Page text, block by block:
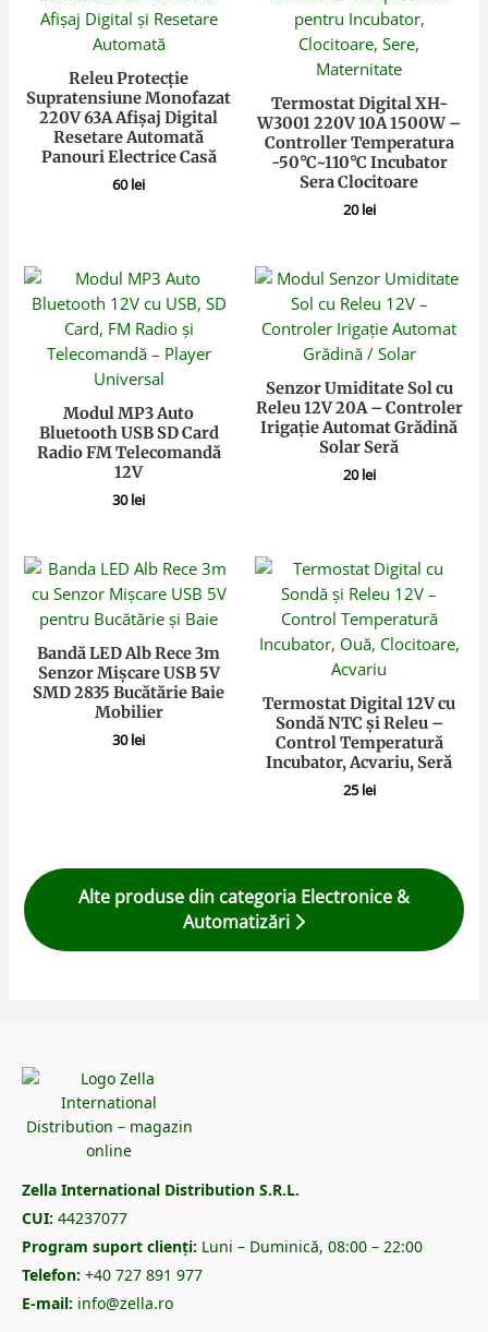
Releu Protecție
Supratensiune Monofazat
220V 63A Afișaj Digital
Resetare Automată
Panouri Electrice Casă
60lei
Termostat Digital XH-
W3001 220V 10A 1500W –
Controller Temperatura
-50°C~110°C Incubator
Sera Clocitoare
20lei
Modul MP3 Auto
Bluetooth USB SD Card
Radio FM Telecomandă
12V
30lei
Senzor Umiditate Sol cu
Releu 12V 20A – Controler
Irigație Automat Grădină
Solar Seră
20lei
Bandă LED Alb Rece 3m
Senzor Mișcare USB 5V
SMD 2835 Bucătărie Baie
Mobilier
30lei
Termostat Digital 12V cu
Sondă NTC și Releu –
Control Temperatură
Incubator, Acvariu, Seră
25lei
Alte produse din categoria Electronice &
Automatizări
Zella International Distribution S.R.L.
CUI: 44237077
Program suport clienți: Luni – Duminică, 08:00 – 22:00
Telefon: +40 727 891 977
E-mail: info@zella.ro